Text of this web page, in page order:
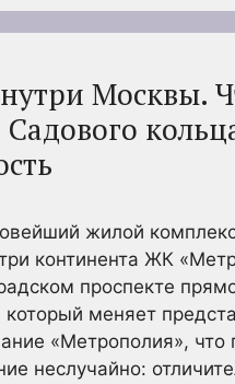
Москвы.
Садового
жилой
континента ЖК
проспекте
меняет
«Метрополия», что
неслучайно: